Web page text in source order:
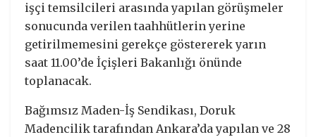
işçi temsilcileri arasında yapılan görüşmeler
sonucunda verilen taahhütlerin yerine
getirilmemesini gerekçe göstererek yarın
saat 11.00’de İçişleri Bakanlığı önünde
toplanacak.
Bağımsız Maden-İş Sendikası, Doruk
Madencilik tarafından Ankara’da yapılan ve 28